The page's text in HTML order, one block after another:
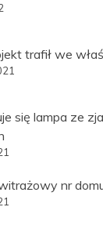
trafił we
się lampa ze
nr